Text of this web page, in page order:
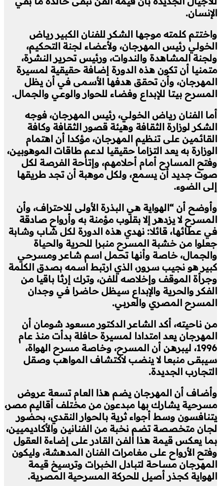
الإنسان.
واختتم كلمته موجها الشكر للفنان الكبير رياض
الخولي رئيس المهرجان، ولأعضاء لجنة التحكيم،
ولجنة المشاهدة والندوات، ورئيس تحرير النشرة،
متمنيا أن تكون هذه الدورة إضافة حقيقية لمسيرة
المهرجان، وأن تحقق هدفها الأسمى في أن يظل
المسرح بيتا للإبداع وفضاء للحوار والوعي والجمال.
أما الفنان رياض الخولي، رئيس المهرجان، فوجه
الشكر لوزارة الثقافة وهيئة قصور الثقافة وكافة
القائمين على تنظيم المهرجان، مؤكدا أن اهتمام
الوزارة به يعد التزاما حقيقيا لدعم طاقات الموهوبين،
وفتح المسارح أمام أحلامهم، وإتاحة الفرصة لكل
صوت جديد أن يسمع، ولكل موهبة أن تجد طريقها
إلى الضوء.
وأوضح أن “الهواية هي البذرة الأولى للاحتراف، وأن
المسرح لا يزدهر إلا بقلوب مؤمنة به وأرواح صادقة
في عطائها، قائلا: نهدي هذه الدورة لكل شاب وشابة
جعلوا من خشبة المسرح منبرا للحرية والحياة
والجمال، خاصة وأنها تحمل اسم شاعر ومسرحي
كبير هو نجيب سرور، الذي ارتبط اسمه بصدق الكلمة
وجرأة الموقف وإخلاصه للفن، وترك إرثا باقيا من
الفكر والحرية والإبداع سيظل حاضرا في وجدان
المسرح المصري والعربي.
من ناحيته، أكد الشاعر الدكتور مسعود شومان أن
المهرجان يعد امتدادا لمسيرة حافلة بدأت منذ عام
1996، ليبرهن أن المسرح، وخاصة مسرح الهواة،
سيبقى منبعا لا ينضب لاكتشاف المواهب وصقل
التجارب الجديدة.
وأضاف أن المهرجان يضم هذا العام تسعة عروض
مسرحية يشارك بها مبدعون من مختلف أقاليم مصر،
يتنافسون وسط أجواء ثرية بالحوار النقدي، بحضور
لجان متخصصة تضم نخبة من الفنانين والأكاديميين،
بما يعكس قيمة هذا الفن القادر على إضاءة العقول
وفتح الأرواح على مغامرات الفنان المدهشة، وليكون
المهرجان مساحة لتبادل الخبرات وترسيخ قيمة
الهواية كجذر أصيل للحركة المسرحية المصرية.